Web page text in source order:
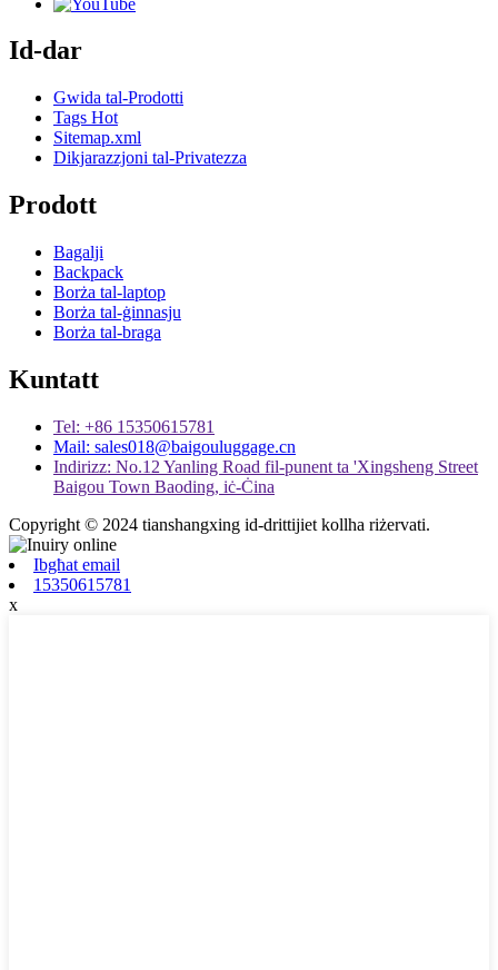
Id-dar
Gwida tal-Prodotti
Tags Hot
Sitemap.xml
Dikjarazzjoni tal-Privatezza
Prodott
Bagalji
Backpack
Borża tal-laptop
Borża tal-ġinnasju
Borża tal-braga
Kuntatt
Tel: +86 15350615781
Mail: sales018@baigouluggage.cn
Indirizz: No.12 Yanling Road fil-punent ta 'Xingsheng Street
Baigou Town Baoding, iċ-Ċina
Copyright © 2024 tianshangxing id-drittijiet kollha riżervati.
Ibgħat email
15350615781
x